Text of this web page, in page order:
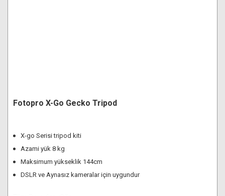
Fotopro X-Go Gecko Tripod
X-go Serisi tripod kiti
Azami yük 8 kg
Maksimum yükseklik 144cm
DSLR ve Aynasız kameralar için uygundur